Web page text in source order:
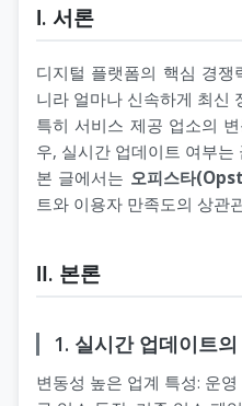
Ⅰ. 서론
디지털 플랫폼의 핵심 경
니라 얼마나 신속하게 최신
특히 서비스 제공 업소의
우, 실시간 업데이트 여부
본 글에서는 오피스타
트와 이용자 만족도의 상관
Ⅱ. 본론
1. 실시간 업데이트
변동성 높은 업계 특성: 운